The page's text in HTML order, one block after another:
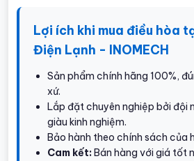
Lợi ích khi mua điều hòa
Điện Lạnh - INOMECH
Sản phẩm chính hãng 100%,
xứ.
Lắp đặt chuyên nghiệp bởi đội
giàu kinh nghiệm.
Bảo hành theo chính sách của
Cam kết:Bán hàng với giá tốt